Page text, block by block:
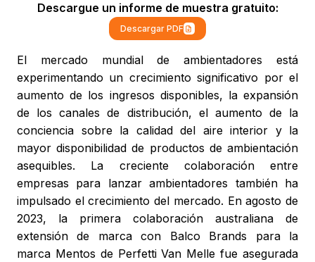
Descargue un informe de muestra gratuito:
Descargar PDF
El mercado mundial de ambientadores está
experimentando un crecimiento significativo por el
aumento de los ingresos disponibles, la expansión
de los canales de distribución, el aumento de la
conciencia sobre la calidad del aire interior y la
mayor disponibilidad de productos de ambientación
asequibles. La creciente colaboración entre
empresas para lanzar ambientadores también ha
impulsado el crecimiento del mercado. En agosto de
2023, la primera colaboración australiana de
extensión de marca con Balco Brands para la
marca Mentos de Perfetti Van Melle fue asegurada